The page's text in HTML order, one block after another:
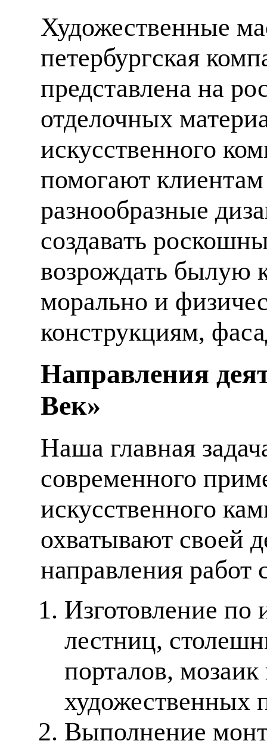
Художественные
петербургская
представлена на
отделочных
искусственного
помогают
разнообразные
создавать
возрождать былую
морально и
конструкциям,
Направления
Век»
Наша главная
современного
искусственного
охватывают своей
направления работ
Изготовление по
лестниц,
порталов,
художественных
Выполнение